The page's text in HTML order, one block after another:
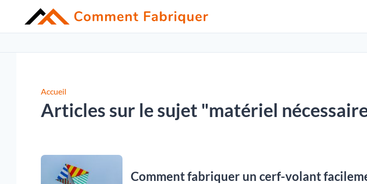
Accueil
Articles sur le sujet "matériel
Comment fabriquer un cerf-volant